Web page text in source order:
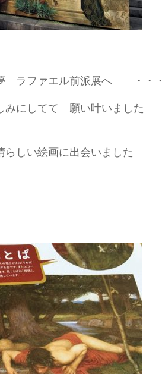
ラファエル前派展へ ・・・
みにしてて 願い叶いました
らしい絵画に出会いました